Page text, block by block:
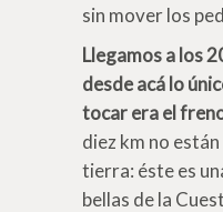
sin mover los
Llegamos a los
desde acá lo
tocar era el
diez km no
tierra: éste es
bellas de la